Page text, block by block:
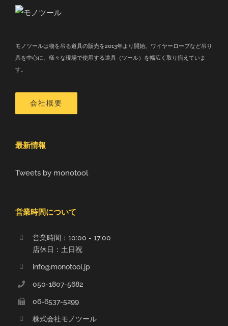
モノツールは物を吊る道具の販売を2013年より開始。ワイヤーロープなど吊り
具を中心に、様々な現場で使用する道具（ツール）を幅広く取り揃えていま
す。
会社概要
最新情報
Tweets by monotool
営業時間について
営業時間：10:00 - 17:00
店休日：土日祝
info@monotool.jp
050-1807-5682
06-6537-5299
株式会社モノツール